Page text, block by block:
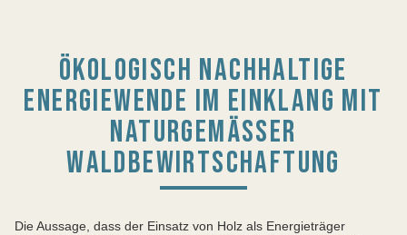
ÖKOLOGISCH NACHHALTIGE
ENERGIEWENDE IM EINKLANG MIT
NATURGEMÄSSER W
ALDBEWIRTSCHAFTUNG
Die Aussage, dass der Einsatz von Holz als Energieträger